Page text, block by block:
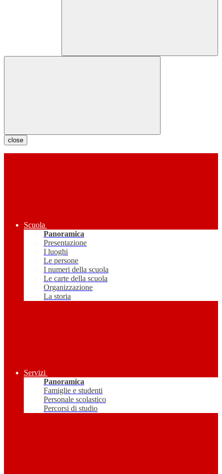
close
Scuola
Panoramica
Presentazione
I luoghi
Le persone
I numeri della scuola
Le carte della scuola
Organizzazione
La storia
Servizi
Panoramica
Famiglie e studenti
Personale scolastico
Percorsi di studio